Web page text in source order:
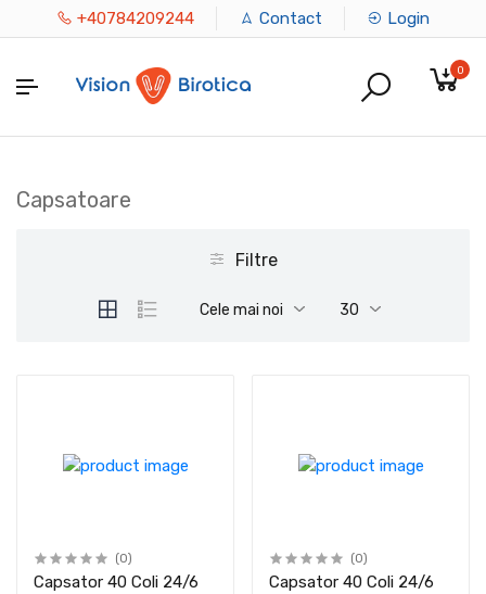
+40784209244 Contact Login
0
Capsatoare
Filtre
Cele mai noi 30
(0)
Capsator 40 Coli 24/6
(0)
Capsator 40 Coli 24/6